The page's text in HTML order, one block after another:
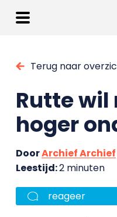
Terug naar
Rutte
hoger
DoorArchief Archief
Leestijd:2 minuten
reageer